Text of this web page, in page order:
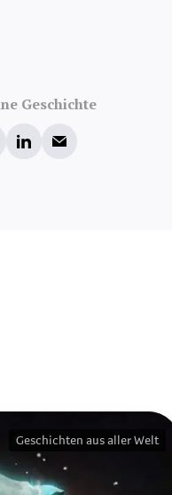
Geschichte
Geschichten aus aller Welt